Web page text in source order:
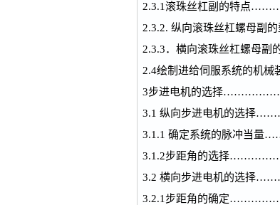
2.3.1滚珠丝杠副的
2.3.2. 纵向滚珠丝杠螺
2.3.3．横向滚珠丝杠螺
2.4绘制进给伺服系统
3步进电机的选择
3.1 纵向步进电机的
3.1.1 确定系统的脉
3.1.2步距角的选择
3.2 横向步进电机的
3.2.1步距角的确定